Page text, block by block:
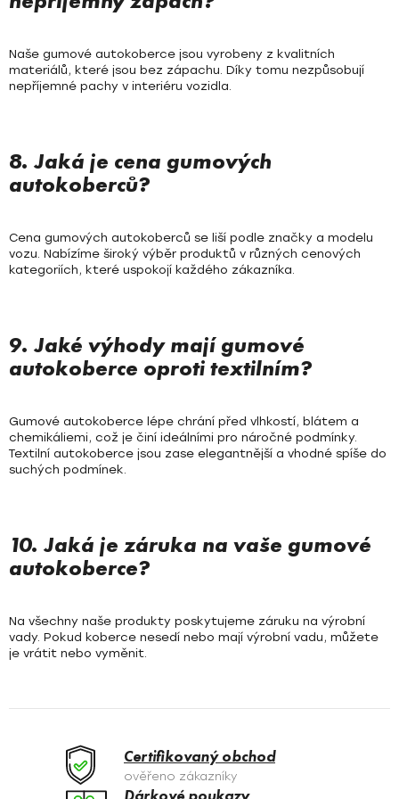
Naše gumové autokoberce jsou vyrobeny z kvalitních
materiálů, které jsou bez zápachu. Díky tomu nezpůsobují
nepříjemné pachy v interiéru vozidla.
8. Jaká je cena gumových
autokoberců?
Cena gumových autokoberců se liší podle značky a modelu
vozu. Nabízíme široký výběr produktů v různých cenových
kategoriích, které uspokojí každého zákazníka.
9. Jaké výhody mají gumové
autokoberce oproti textilním?
Gumové autokoberce lépe chrání před vlhkostí, blátem a
chemikáliemi, což je činí ideálními pro náročné podmínky.
Textilní autokoberce jsou zase elegantnější a vhodné spíše do
suchých podmínek.
10. Jaká je záruka na vaše gumové
autokoberce?
Na všechny naše produkty poskytujeme záruku na výrobní
vady. Pokud koberce nesedí nebo mají výrobní vadu, můžete
je vrátit nebo vyměnit.
Certifikovaný obchod
ověřeno zákazníky